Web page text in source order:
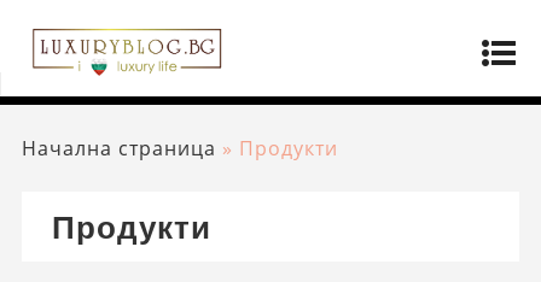
Начална страница » Продукти
Продукти